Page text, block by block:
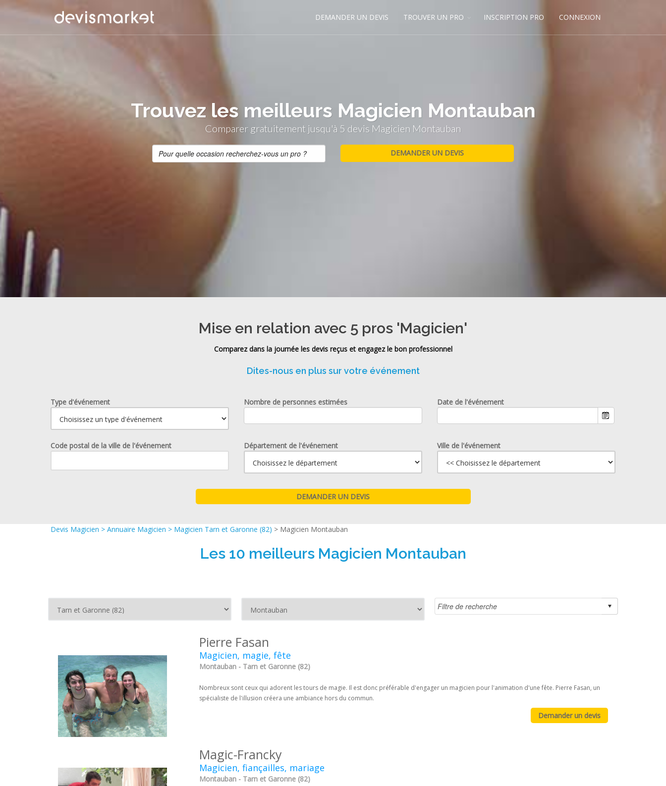
DEMANDER UN DEVIS TROUVER UN PRO INSCRIPTION PRO CONNEXION
Trouvez les meilleurs Magicien Montauban
Comparer gratuitement jusqu'à 5 devis Magicien Montauban
Mise en relation avec 5 pros 'Magicien'
Comparez dans la journée les devis reçus et engagez le bon professionnel
Dites-nous en plus sur votre événement
Type d'événement Nombre de personnes estimées
Date de l'événement
Code postal de la ville de l'événement Département de l'événement Ville de l'événement
Devis Magicien > Annuaire Magicien > Magicien Tarn et Garonne (82) > Magicien Montauban
Les 10 meilleurs Magicien Montauban
Pierre Fasan
Magicien, magie, fête
Montauban - Tarn et Garonne (82)
Nombreux sont ceux qui adorent les tours de magie. Il est donc préférable d'engager un magicien pour l'animation d'une fête. Pierre Fasan, un
spécialiste de l'illusion créera une ambiance hors du commun.
Magic-Francky
Magicien, fiançailles, mariage
Montauban - Tarn et Garonne (82)